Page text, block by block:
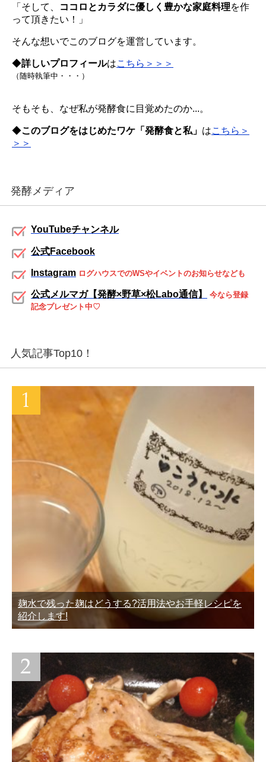
「そして、
ココロとカラダに優しく豊かな家庭料理を作
って頂きたい！」
そんな想いでこのブログを運営しています。
◆詳しいプロフィールはこちら＞＞＞
（随時執筆中・・・）
そもそも、なぜ私が発酵食に目覚めたのか...。
◆このブログをはじめたワケ「発酵食と私」 はこちら＞
＞＞
発酵メディア
YouTubeチャンネル
公式Facebook
Instagram ログハウスでのWSやイベントのお知らせなども
公式メルマガ【発酵×野草×松Labo通信】
今なら登録
記念プレゼント中♡
人気記事Top10！
麹水で残った麹はどうする?活用法やお手軽レシピを
紹介します!